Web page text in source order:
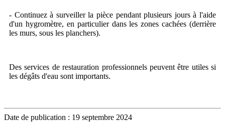
- Continuez à surveiller la pièce pendant plusieurs jours à l'aide
d'un hygromètre, en particulier dans les zones cachées (derrière
les murs, sous les planchers).
Des services de restauration professionnels peuvent être utiles si
les dégâts d'eau sont importants.
Date de publication : 19 septembre 2024